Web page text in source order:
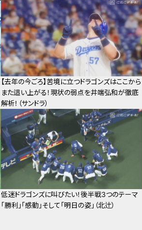
【去年の今ごろ】苦境に立つドラゴンズはここから
また這い上がる！現状の弱点を井端弘和が徹底
解析！（サンドラ）
低迷ドラゴンズに叫びたい！後半戦3つのテーマ
「勝利」「感動」そして「明日の姿」（北辻）